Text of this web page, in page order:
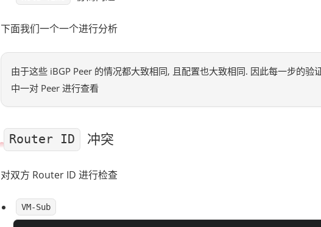
下面我们一个一个进行分析
由于这些 iBGP Peer 的情况都大致相同, 且配置也大致相同. 因此每一步的验
中一对 Peer 进行查看
Router ID 冲突
对双方 Router ID 进行检查
VM-Sub